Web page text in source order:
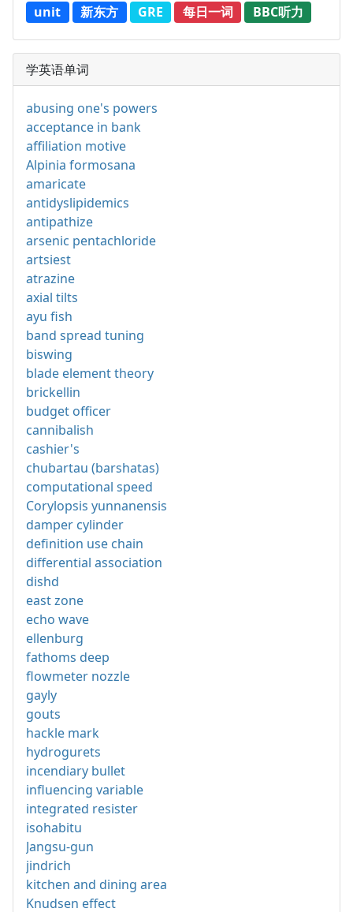
unit
新东方 GRE 每日一词 BBC听力
学英语单词
abusing one's powers
acceptance in bank
affiliation motive
Alpinia formosana
amaricate
antidyslipidemics
antipathize
arsenic pentachloride
artsiest
atrazine
axial tilts
ayu fish
band spread tuning
biswing
blade element theory
brickellin
budget officer
cannibalish
cashier's
chubartau (barshatas)
computational speed
Corylopsis yunnanensis
damper cylinder
definition use chain
differential association
dishd
east zone
echo wave
ellenburg
fathoms deep
flowmeter nozzle
gayly
gouts
hackle mark
hydrogurets
incendiary bullet
influencing variable
integrated resister
isohabitu
Jangsu-gun
jindrich
kitchen and dining area
Knudsen effect